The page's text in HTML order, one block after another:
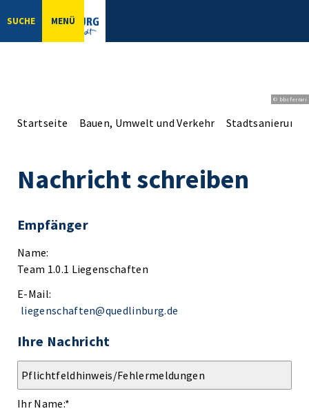
SUCHE MENÜ
© bbsferrari
Startseite Bauen, Umwelt und Verkehr Stadtsanierung
Nachricht schreiben
Empfänger
Name:
Team 1.0.1 Liegenschaften
E-Mail:
liegenschaften@quedlinburg.de
Ihre Nachricht
Ihr Name:*